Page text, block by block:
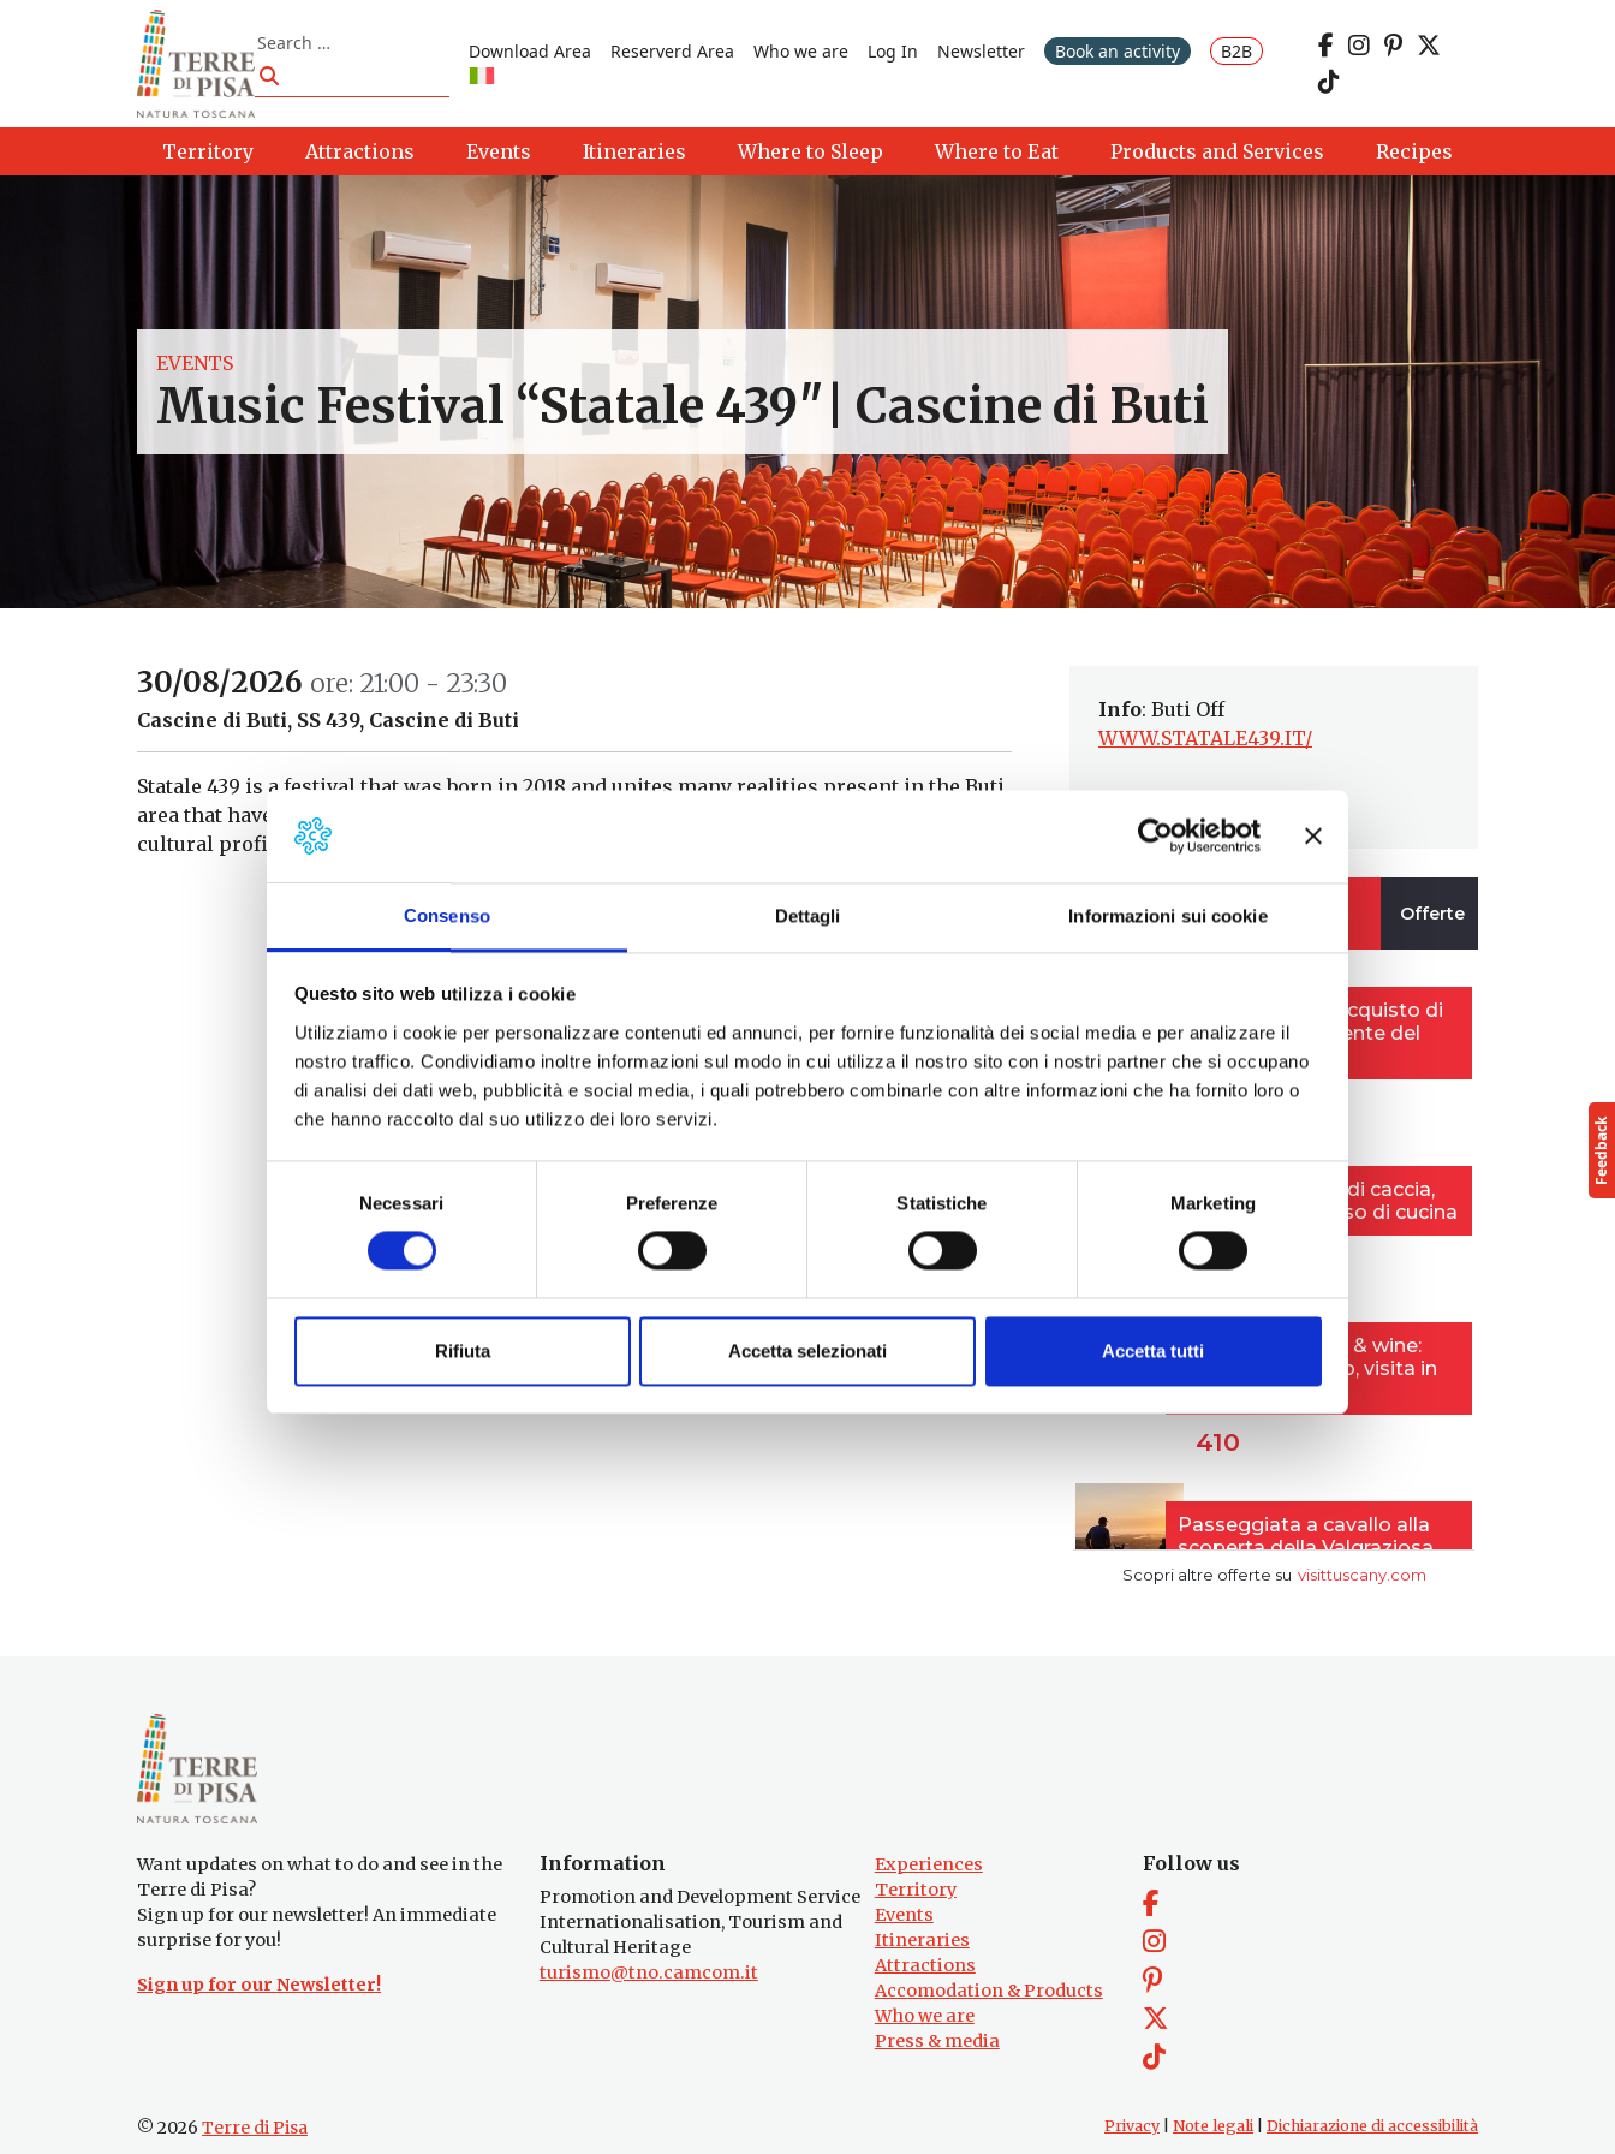
Consenso Dettagli Informazioni sui cookie
Questo sito web utilizza i cookie
Utilizziamo i cookie per personalizzare contenuti ed annunci, per fornire funzionalità dei social media e per analizzare il
nostro traffico. Condividiamo inoltre informazioni sul modo in cui utilizza il nostro sito con i nostri partner che si occupano
di analisi dei dati web, pubblicità e social media, i quali potrebbero combinarle con altre informazioni che ha fornito loro o
che hanno raccolto dal suo utilizzo dei loro servizi.
Necessari Preferenze Statistiche Marketing
Rifiuta Accetta selezionati Accetta tutti
Search
Search
Download Area Reserverd Area Who we are Log In Newsletter Book an activity B2B
Territory Attractions Events Itineraries Where to Sleep Where to Eat Products and Services Recipes
EVENTS
Music Festival “Statale 439″| Cascine di Buti
30/08/2026 ore: 21:00 - 23:30
Cascine di Buti, SS 439, Cascine di Buti
Statale 439 is a festival that was born in 2018 and unites many realities present in the Buti
area that have decided to merge their experiences to create a musical event with a high
cultural profile that at the same time offers a stage to all the young artists of our territory.
Info: Buti Off
WWW.STATALE439.IT/
Want updates on what to do and see in the
Terre di Pisa?
Sign up for our newsletter! An immediate
surprise for you!
Sign up for our Newsletter!
Information
Promotion and Development Service
Internationalisation, Tourism and
Cultural Heritage
turismo@tno.camcom.it
Experiences
Territory
Events
Itineraries
Attractions
Accomodation & Products
Who we are
Press & media
Follow us
© 2026 Terre di Pisa Privacy| Note legali Dichiarazione di accessibilità